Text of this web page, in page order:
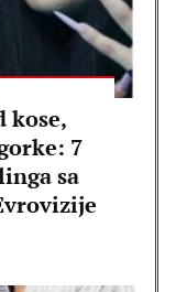
kose,
7
sa